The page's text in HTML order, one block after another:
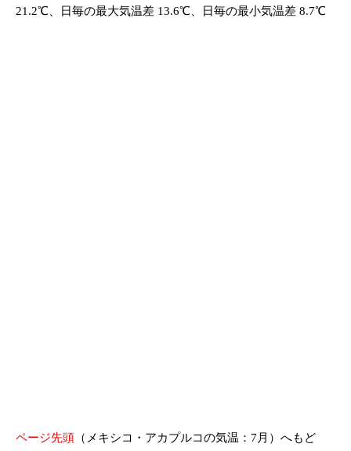
21.2℃、日毎の最大気温差 13.6℃、日毎の最小気温差 8.7℃
ページ先頭 （メキシコ・アカプルコの気温：7月）へもど